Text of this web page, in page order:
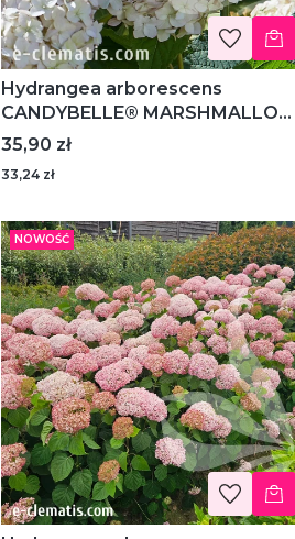
Hydrangea arborescens
CANDYBELLE® MARSHMALLOW
Grhyar 1406 PBR - hortensja
Cena
35,90 zł
33,24 zł
NOWOŚĆ